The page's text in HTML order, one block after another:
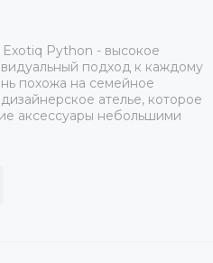
Python - высокое
подход к каждому
похожа на семейное
ателье, которое
аксессуары небольшими